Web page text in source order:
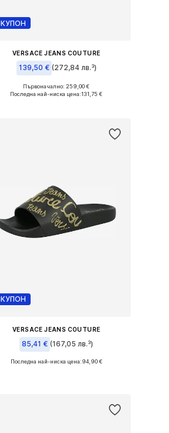
КУПОН
VERSACE JEANS COUTURE
139,50 € (272,84 лв.³)
Налични размери: 37, 41
Първоначално: 259,00 €
Последна най-ниска цена:131,75 €
КУПОН
VERSACE JEANS COUTURE
85,41 € (167,05 лв.³)
Налични размери: 38
Последна най-ниска цена:94,90 €